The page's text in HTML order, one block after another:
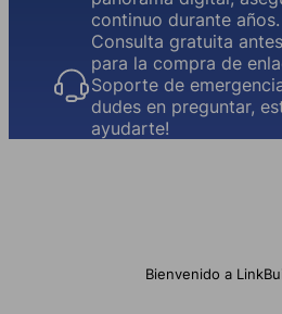
continuo durante años.
Consulta gratuita
para la compra de
Soporte de
dudes en preguntar,
ayudarte!
Bienvenido a